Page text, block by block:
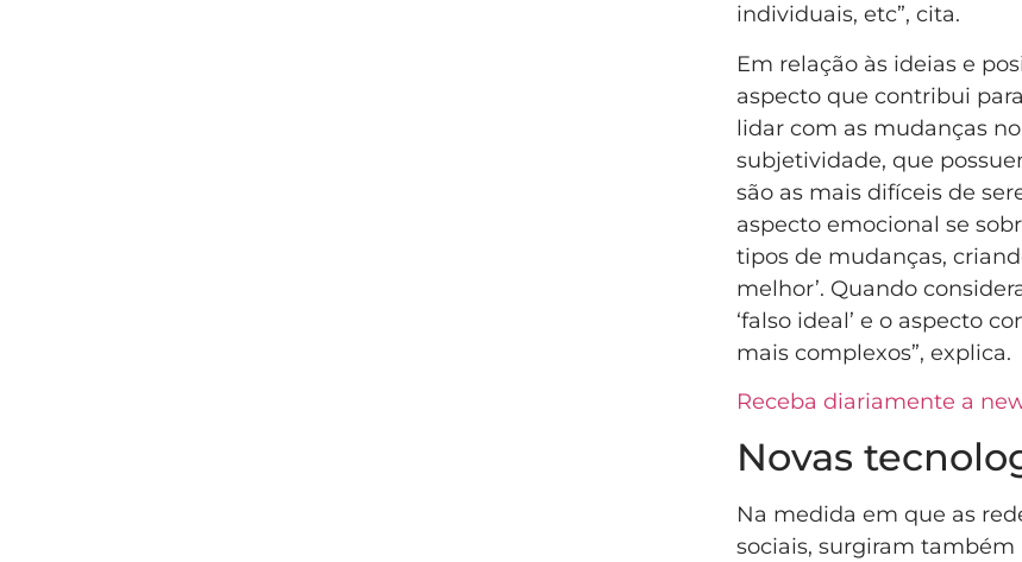
individuais, etc”, cita.
Em relação às ideias e
aspecto que contribui
lidar com as mudanças
subjetividade, que
são as mais difíceis de
aspecto emocional se
tipos de mudanças,
melhor’. Quando
‘falso ideal’ e o aspecto
mais complexos”, explica.
Receba diariamente a
Novas
Na medida em que as
sociais, surgiram